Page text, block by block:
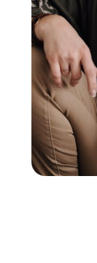
darauf, Dich
Ann-Christin
Deine